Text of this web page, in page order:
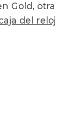
Gold, otra
del reloj